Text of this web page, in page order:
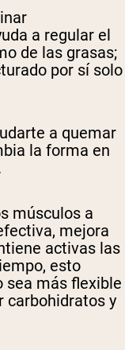
a regular el
de las grasas;
por sí solo
a quemar
la forma en
músculos a
mejora
activas las
esto
sea más flexible
carbohidratos y